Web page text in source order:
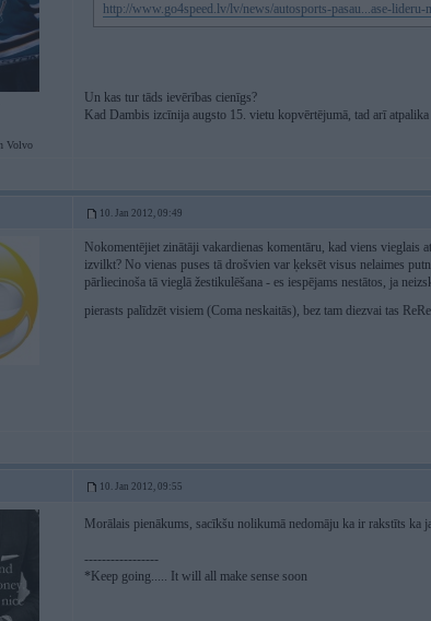
Volvo
http://www.go4speed.lv/lv/news/autosports-pasau...ase-lideru-
Un kas tur tāds ievērības cienīgs?
Kad Dambis izcīnija augsto 15. vietu kopvērtējumā, tad arī
10. Jan 2012, 09:49
Nokomentējiet zinātāji vakardienas komentāru, kad viens vieglais
izvilkt? No vienas puses tā drošvien var ķeksēt visus nelaimes
pārliecinoša tā vieglā žestikulēšana - es iespējams nestātos, ja
pierasts palīdzēt visiem (Coma neskaitās), bez tam diezvai tas
10. Jan 2012, 09:55
Morālais pienākums, sacīkšu nolikumā nedomāju ka ir rakstīts ka
-----------------
*Keep going..... It will all make sense soon